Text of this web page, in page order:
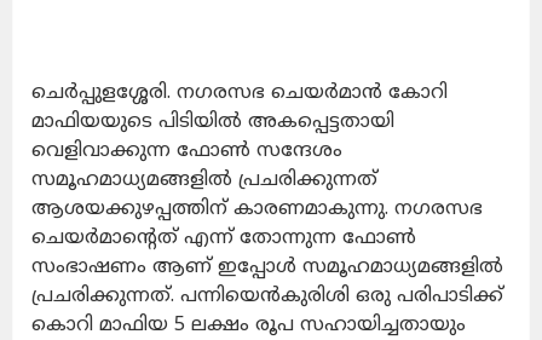
ചെർപ്പുളശ്ശേരി. നഗരസഭ ചെയർമാൻ കോറി
മാഫിയയുടെ പിടിയിൽ അകപ്പെട്ടതായി
വെളിവാക്കുന്ന ഫോൺ സന്ദേശം
സമൂഹമാധ്യമങ്ങളിൽ പ്രചരിക്കുന്നത്
ആശയക്കുഴപ്പത്തിന് കാരണമാകുന്നു. നഗരസഭ
ചെയർമാന്റെത് എന്ന് തോന്നുന്ന ഫോൺ
സംഭാഷണം ആണ് ഇപ്പോൾ സമൂഹമാധ്യമങ്ങളിൽ
പ്രചരിക്കുന്നത്. പന്നിയെൻകുരിശി ഒരു പരിപാടിക്ക്
കൊറി മാഫിയ 5 ലക്ഷം രൂപ സഹായിച്ചതായും